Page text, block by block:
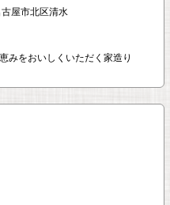
屋市北区清水
みをおいしくいただく家造り